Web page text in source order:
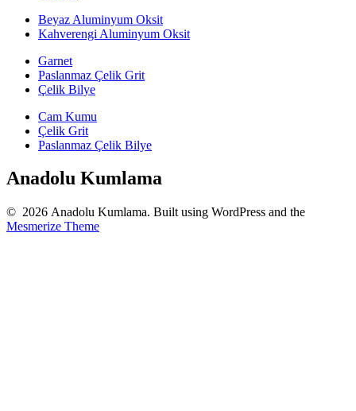
Beyaz Aluminyum Oksit
Kahverengi Aluminyum Oksit
Garnet
Paslanmaz Çelik Grit
Çelik Bilye
Cam Kumu
Çelik Grit
Paslanmaz Çelik Bilye
Anadolu Kumlama
© 2026 Anadolu Kumlama. Built using WordPress and the
Mesmerize Theme